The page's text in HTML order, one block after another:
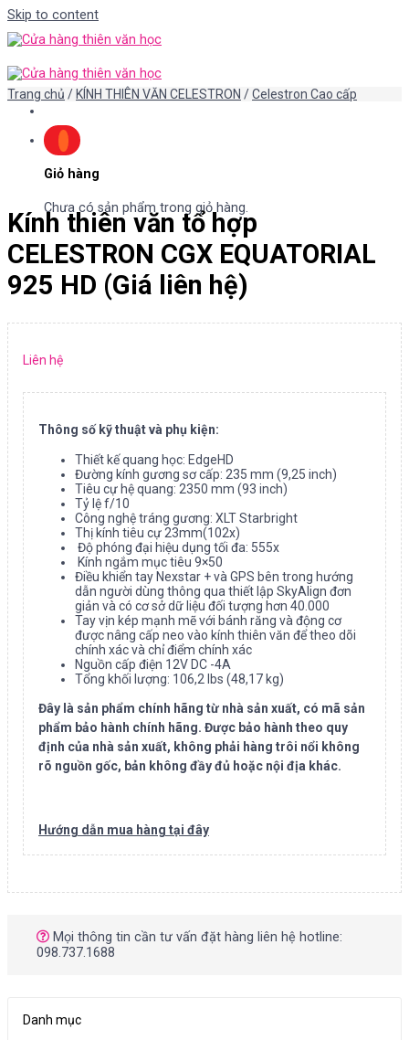
Skip to content
Giỏ hàng
Chưa có sản phẩm trong giỏ hàng.
Trang chủ / KÍNH THIÊN VĂN CELESTRON /Celestron Cao cấp
Kính thiên văn tổ hợp
CELESTRON CGX EQUATORIAL
925 HD (Giá liên hệ)
Liên hệ
Thông số kỹ thuật và phụ kiện:
Thiết kế quang học: EdgeHD
Đường kính gương sơ cấp: 235 mm (9,25 inch)
Tiêu cự hệ quang: 2350 mm (93 inch)
Tỷ lệ f/10
Công nghệ tráng gương: XLT Starbright
Thị kính tiêu cự 23mm(102x)
Độ phóng đại hiệu dụng tối đa: 555x
Kính ngắm mục tiêu 9×50
Điều khiển tay Nexstar + và GPS bên trong hướng
dẫn người dùng thông qua thiết lập SkyAlign đơn
giản và có cơ sở dữ liệu đối tượng hơn 40.000
Tay vịn kép mạnh mẽ với bánh răng và động cơ
được nâng cấp neo vào kính thiên văn để theo dõi
chính xác và chỉ điểm chính xác
Nguồn cấp điện 12V DC -4A
Tổng khối lượng: 106,2 lbs (48,17 kg)
Đây là sản phẩm chính hãng từ nhà sản xuất, có mã sản
phẩm bảo hành chính hãng. Được bảo hành theo quy
định của nhà sản xuất, không phải hàng trôi nổi không
rõ nguồn gốc, bản không đầy đủ hoặc nội địa khác.
Hướng dẫn mua hàng tại đây
Mọi thông tin cần tư vấn đặt hàng liên hệ hotline:
098.737.1688
Danh mục